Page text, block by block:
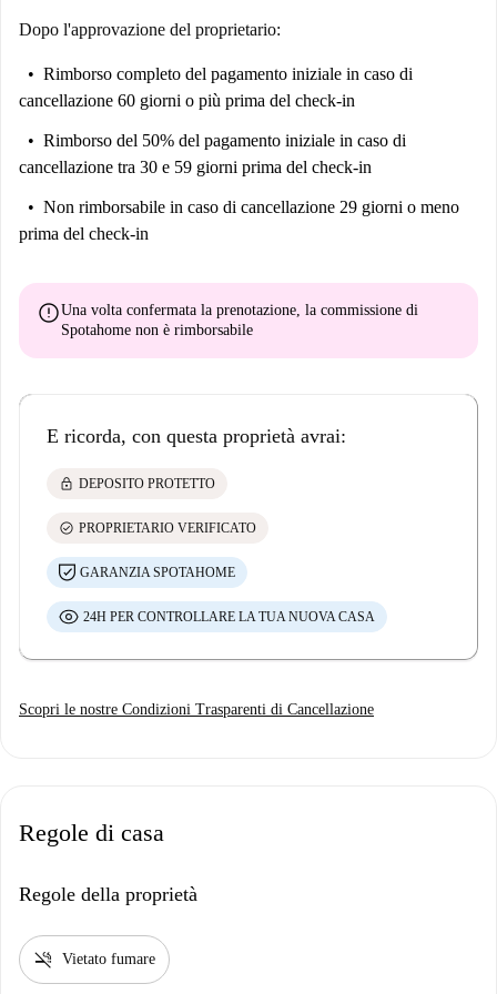
Dopo l'approvazione del proprietario:
Rimborso completo del pagamento iniziale in caso di
cancellazione 60 giorni o più prima del check-in
Rimborso del 50% del pagamento iniziale in caso di
cancellazione tra 30 e 59 giorni prima del check-in
Non rimborsabile in caso di cancellazione 29 giorni o meno
prima del check-in
errorUna volta confermata la prenotazione, la commissione di
Spotahome non è rimborsabile
E ricorda, con questa proprietà avrai:
lock DEPOSITO PROTETTO
check_circle PROPRIETARIO VERIFICATO
GARANZIA SPOTAHOME
24H PER CONTROLLARE LA TUA NUOVA CASA
Scopri le nostre Condizioni Trasparenti di Cancellazione
Regole di casa
Regole della proprietà
smoke_free Vietato fumare